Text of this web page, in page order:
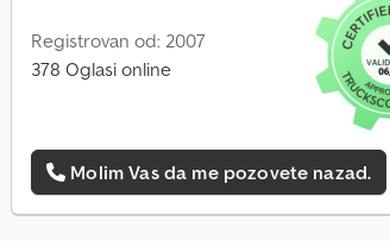
Registrovan od: 2007
378 Oglasi online
Molim Vas da me pozovete nazad.